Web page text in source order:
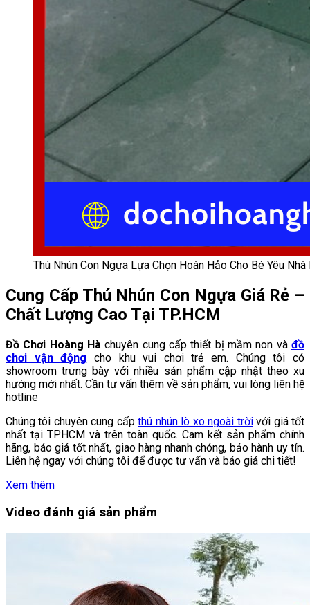
Thú Nhún Con Ngựa Lựa Chọn Hoàn Hảo Cho Bé Yêu Nhà
Cung Cấp Thú Nhún Con Ngựa Giá Rẻ –
Chất Lượng Cao Tại TP.HCM
Đồ Chơi Hoàng Hà chuyên cung cấp thiết bị mầm non và đồ
chơi vận động cho khu vui chơi trẻ em. Chúng tôi có
showroom trưng bày với nhiều sản phẩm cập nhật theo xu
hướng mới nhất. Cần tư vấn thêm về sản phẩm, vui lòng liên hệ
hotline
Chúng tôi chuyên cung cấpthú nhún lò xo ngoài trờivới giá tốt
nhất tại TP.HCM và trên toàn quốc. Cam kết sản phẩm chính
hãng, báo giá tốt nhất, giao hàng nhanh chóng, bảo hành uy tín.
Liên hệ ngay với chúng tôi để được tư vấn và báo giá chi tiết!
Xem thêm
Video đánh giá sản phẩm